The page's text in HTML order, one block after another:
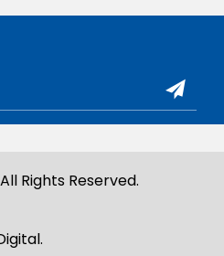
Rights Reserved.
.